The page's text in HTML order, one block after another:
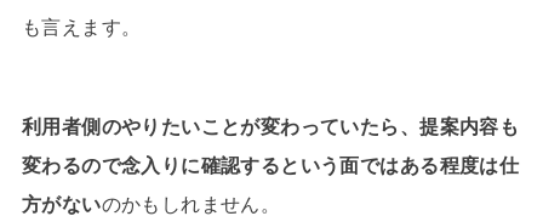
も言えます。
利用者側のやりたいことが変わっていたら、提案内容も
変わるので念入りに確認するという面ではある程度は仕
方がないのかもしれません。